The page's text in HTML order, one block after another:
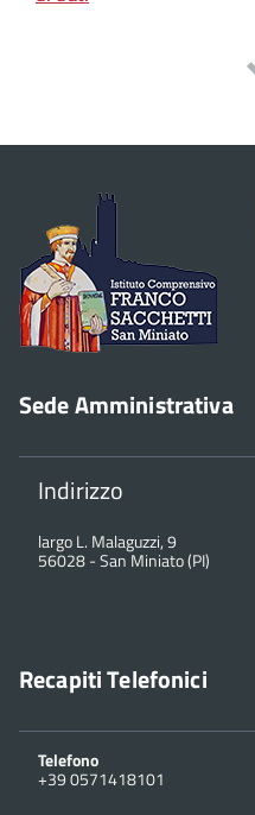
Sede Amministrativa
Indirizzo
largo L. Malaguzzi, 9
56028-San Miniato (PI)
Recapiti Telefonici
Telefono
+39 0571418101